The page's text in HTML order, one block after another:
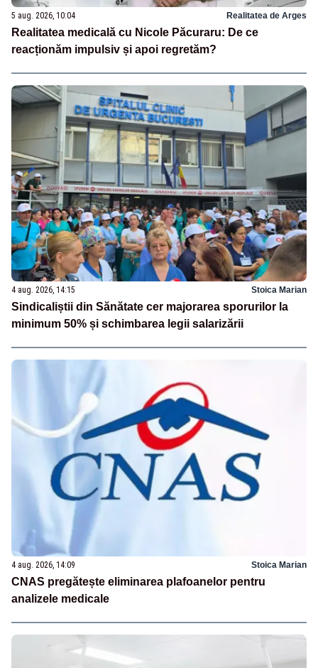
5 aug. 2026, 10:04 Realitatea de Arges
Realitatea medicală cu Nicole Păcuraru: De ce
reacționăm impulsiv și apoi regretăm?
4 aug. 2026, 14:15 Stoica Marian
Sindicaliștii din Sănătate cer majorarea sporurilor la
minimum 50% și schimbarea legii salarizării
4 aug. 2026, 14:09 Stoica Marian
CNAS pregătește eliminarea plafoanelor pentru
analizele medicale